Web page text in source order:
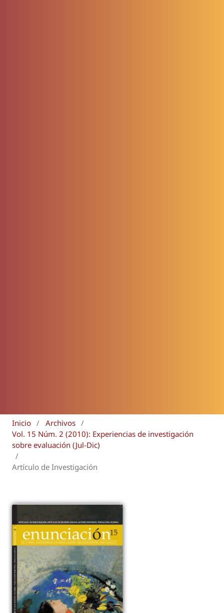
Inicio / Archivos /
Vol. 15 Núm. 2 (2010): Experiencias de investigación
sobre evaluación (Jul-Dic)
/
Artículo de Investigación